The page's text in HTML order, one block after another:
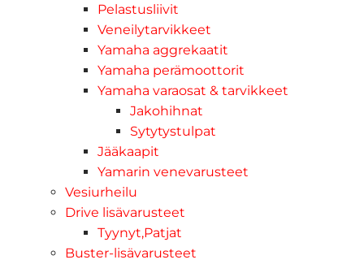
Pelastusliivit
Veneilytarvikkeet
Yamaha aggrekaatit
Yamaha perämoottorit
Yamaha varaosat & tarvikkeet
Jakohihnat
Sytytystulpat
Jääkaapit
Yamarin venevarusteet
Vesiurheilu
Drive lisävarusteet
Tyynyt,Patjat
Buster-lisävarusteet